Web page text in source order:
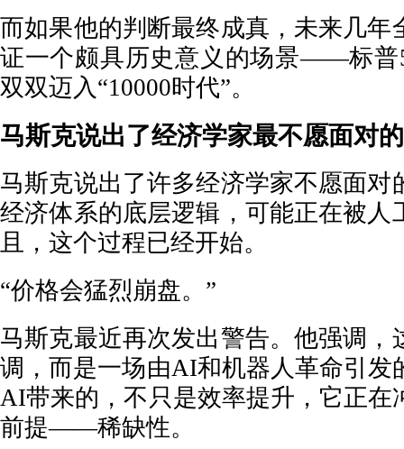
而如果他的判断最终成真，未来几年
证一个颇具历史意义的场景——标普
双双迈入“10000时代”。
马斯克说出了经济学家最不愿面对
马斯克说出了许多经济学家不愿面对
经济体系的底层逻辑，可能正在被人
且，这个过程已经开始。
“价格会猛烈崩盘。”
马斯克最近再次发出警告。他强调，
调，而是一场由AI和机器人革命引发
AI带来的，不只是效率提升，它正在
前提——稀缺性。